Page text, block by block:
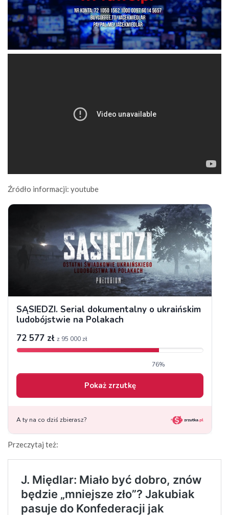
Źródło informacji: youtube
Przeczytaj też: